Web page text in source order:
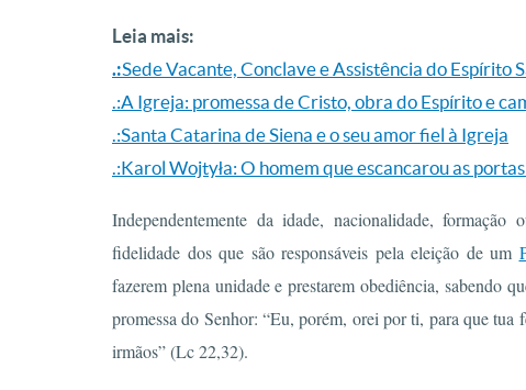
Leia mais:
.:Sede Vacante, Conclave e Assistência do Espírito
.:A Igreja: promessa de Cristo, obra do Espírito e
.:Santa Catarina de Siena e o seu amor fiel à Igreja
.:Karol Wojtyła: O homem que escancarou as
Independentemente da idade, nacionalidade,
fidelidade dos que são responsáveis pela eleição de um
fazerem plena unidade e prestarem obediência, sabendo
promessa do Senhor: “Eu, porém, orei por ti, para que
irmãos” (Lc 22,32).